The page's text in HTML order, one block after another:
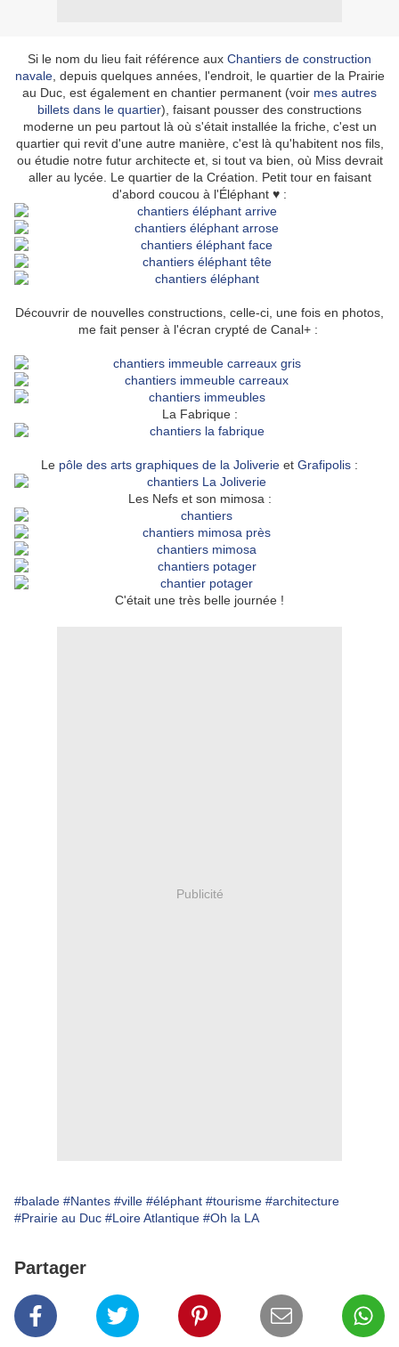
Si le nom du lieu fait référence aux Chantiers de construction
navale, depuis quelques années, l'endroit, le quartier de la Prairie
au Duc, est également en chantier permanent (voir mes autres
billets dans le quartier), faisant pousser des constructions
moderne un peu partout là où s'était installée la friche, c'est un
quartier qui revit d'une autre manière, c'est là qu'habitent nos fils,
ou étudie notre futur architecte et, si tout va bien, où Miss devrait
aller au lycée. Le quartier de la Création. Petit tour en faisant
d'abord coucou à l'Éléphant ♥ :
Découvrir de nouvelles constructions, celle-ci, une fois en photos,
me fait penser à l'écran crypté de Canal+ :
La Fabrique :
Le pôle des arts graphiques de la Joliverie et Grafipolis :
Les Nefs et son mimosa :
C'était une très belle journée !
Publicité
#balade #Nantes #ville #éléphant #tourisme #architecture
#Prairie au Duc #Loire Atlantique #Oh la LA
Partager